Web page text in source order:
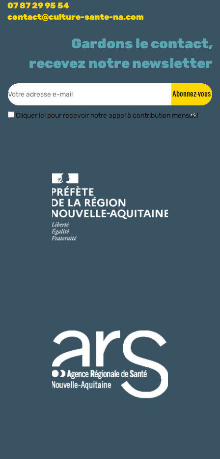
07 87 29 95 54
contact@culture-sante-na.com
Gardons le contact,
recevez notre newsletter
Abonnez-vous
Cliquer ici pour recevoir notre appel à contribution mensuel